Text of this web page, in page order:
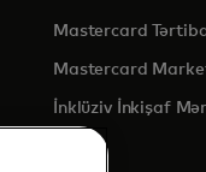
Mastercard
Mastercard
İnklüziv İnkişaf